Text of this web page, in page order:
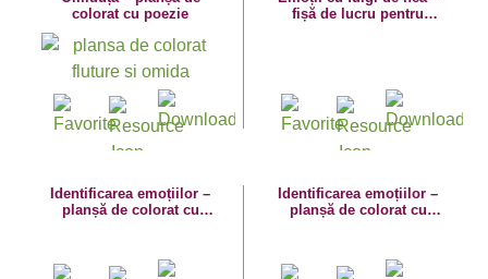
colorat cu poezie
fișă de lucru pentru
Identificarea emoțiilor –
planșă de colorat cu
Identificarea emoțiilor –
planșă de colorat cu